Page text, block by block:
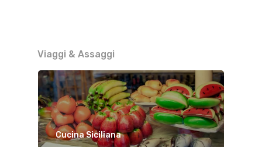
Viaggi & Assaggi
Cucina Siciliana